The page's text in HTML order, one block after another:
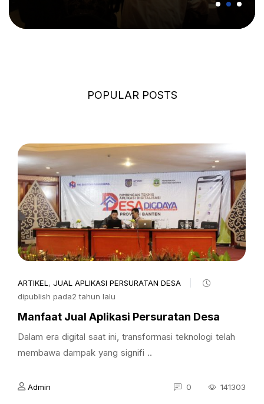
POPULAR POSTS
ARTIKEL , JUAL APLIKASI PERSURATAN DESA
dipublish pada2 tahun lalu
Manfaat Jual Aplikasi Persuratan Desa
Dalam era digital saat ini, transformasi teknologi telah
membawa dampak yang signifi ..
Admin 0 141303